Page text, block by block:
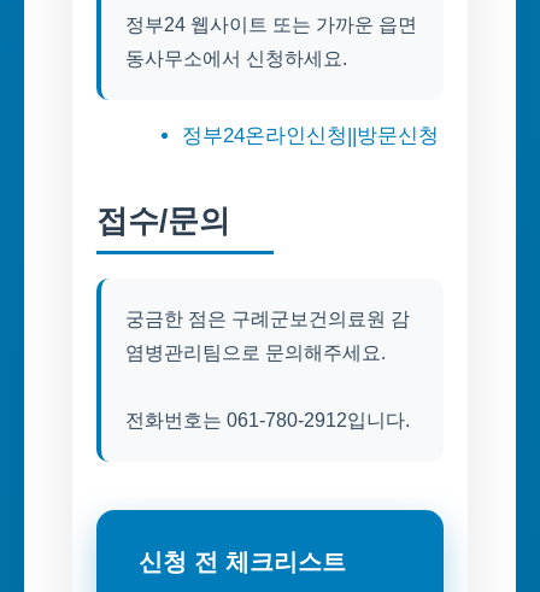
정부24 웹사이트 또는 가까운 읍면
동사무소에서 신청하세요.
정부24온라인신청||방문신청
접수/문의
궁금한 점은 구례군보건의료원 감
염병관리팀으로 문의해주세요.
전화번호는 061-780-2912입니다.
신청 전 체크리스트